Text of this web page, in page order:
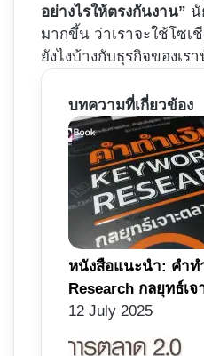
อย่างไรให้ตรงกันงาน” นั
มากขึ้น ว่าเราจะใช้โซเ
ยังไงบ้างกับธุรกิจของเรา
บทความที่เกี่ยวข้อง
หนังสือแนะนำ: คำท
Research กลยุทธ์เ
12 July 2025